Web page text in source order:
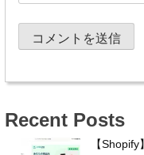
Recent Posts
【